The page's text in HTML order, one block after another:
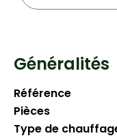
Généralités
Référence
Pièces
Type de